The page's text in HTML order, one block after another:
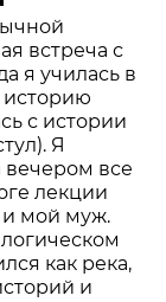
встреча с
я училась в
историю
с истории
Я
вечером все
лекции
и мой муж.
как река,
и